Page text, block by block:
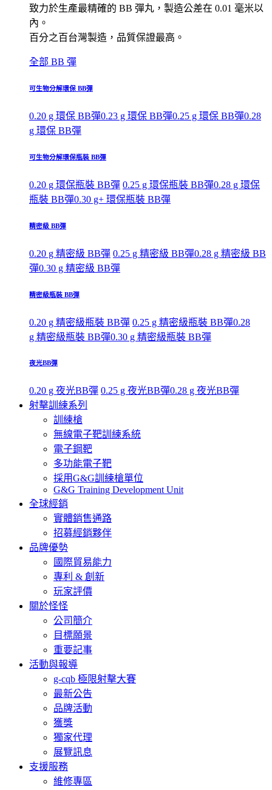
致力於生產最精確的 BB 彈丸，製造公差在 0.01 毫米以
內。
百分之百台灣製造，品質保證最高。
全部 BB 彈
可生物分解環保 BB彈
0.20 g 環保 BB彈0.23 g 環保 BB彈0.25 g 環保 BB彈0.28
g 環保 BB彈
可生物分解環保瓶裝 BB彈
0.20 g 環保瓶裝 BB彈 0.25 g 環保瓶裝 BB彈0.28 g 環保
瓶裝 BB彈0.30 g+ 環保瓶裝 BB彈
精密級 BB彈
0.20 g 精密級 BB彈 0.25 g 精密級 BB彈0.28 g 精密級 BB
彈0.30 g 精密級 BB彈
精密級瓶裝 BB彈
0.20 g 精密級瓶裝 BB彈 0.25 g 精密級瓶裝 BB彈0.28
g 精密級瓶裝 BB彈0.30 g 精密級瓶裝 BB彈
夜光BB彈
0.20 g 夜光BB彈 0.25 g 夜光BB彈0.28 g 夜光BB彈
射擊訓練系列
訓練槍
無線電子靶訓練系統
電子鋼靶
多功能電子靶
採用G&G訓練槍單位
G&G Training Development Unit
全球經銷
實體銷售通路
招募經銷夥伴
品牌優勢
國際貿易能力
專利 & 創新
玩家評價
關於怪怪
公司簡介
目標願景
重要記事
活動與報導
g-cqb 極限射擊大賽
最新公告
品牌活動
獲獎
獨家代理
展覽訊息
支援服務
維修專區